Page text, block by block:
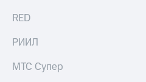
RED
РИИЛ
МТС Супер